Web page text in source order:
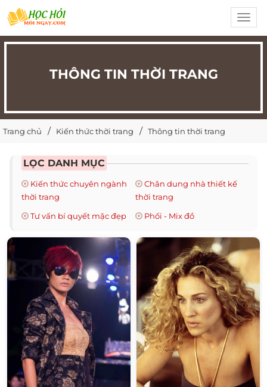
THÔNG TIN THỜI TRANG
Trang chủ Kiến thức thời trang Thông tin thời trang
LỌC DANH MỤC
Kiến thức chuyên ngành
thời trang
Chân dung nhà thiết kế
thời trang
Tư vấn bí quyết mặc đẹp
Phối - Mix đồ